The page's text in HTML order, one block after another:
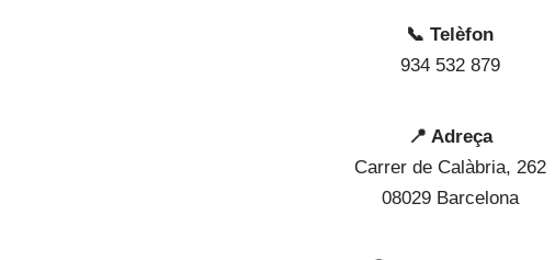
📞 Telèfon
934 532 879
📍 Adreça
Carrer de Calàbria, 262
08029 Barcelona